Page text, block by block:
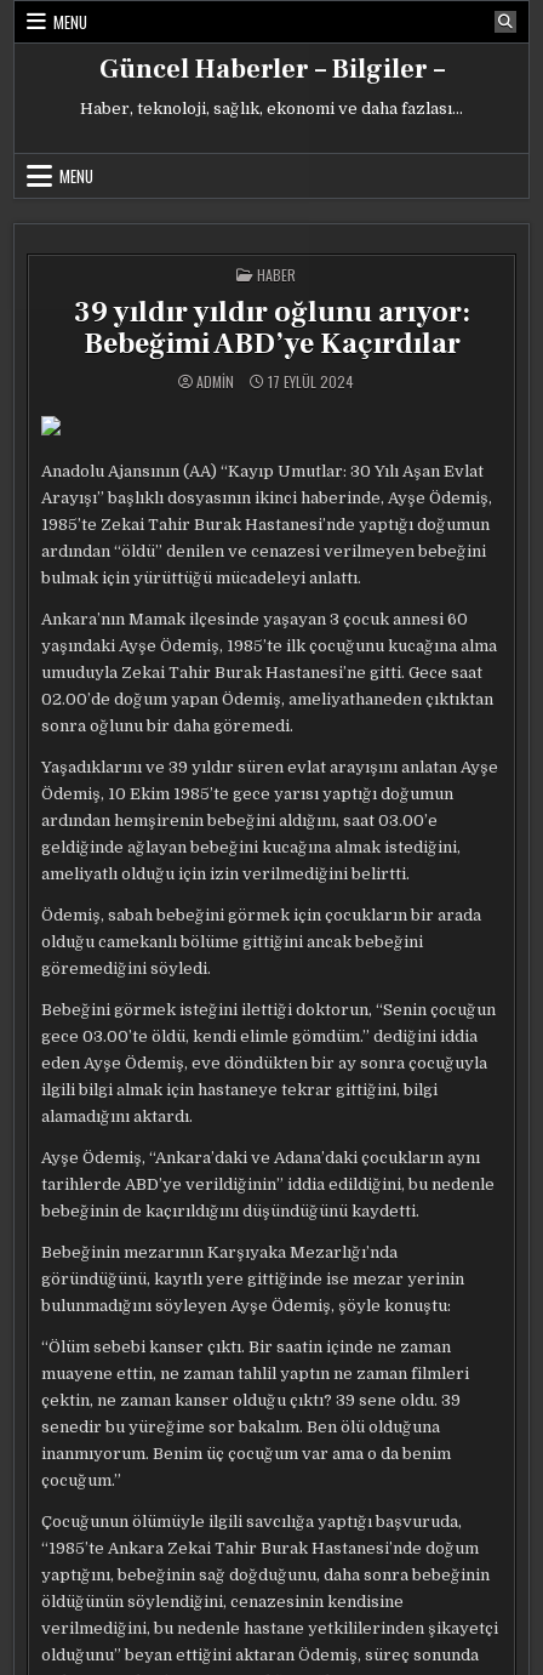
Skip
MENU
Güncel Haberler – Bilgiler –
Haber, teknoloji, sağlık, ekonomi ve daha fazlası…
MENU
POSTED
IN
HABER
39 yıldır yıldır oğlunu arıyor:
Bebeğimi ABD’ye Kaçırdılar
ADMIN 17 EYLÜL 2024
Anadolu Ajansının (AA) “Kayıp Umutlar: 30 Yılı Aşan Evlat
Arayışı” başlıklı dosyasının ikinci haberinde, Ayşe Ödemiş,
1985’te Zekai Tahir Burak Hastanesi’nde yaptığı doğumun
ardından “öldü” denilen ve cenazesi verilmeyen bebeğini
bulmak için yürüttüğü mücadeleyi anlattı.
Ankara’nın Mamak ilçesinde yaşayan 3 çocuk annesi 60
yaşındaki Ayşe Ödemiş, 1985’te ilk çocuğunu kucağına alma
umuduyla Zekai Tahir Burak Hastanesi’ne gitti. Gece saat
02.00’de doğum yapan Ödemiş, ameliyathaneden çıktıktan
sonra oğlunu bir daha göremedi.
Yaşadıklarını ve 39 yıldır süren evlat arayışını anlatan Ayşe
Ödemiş, 10 Ekim 1985’te gece yarısı yaptığı doğumun
ardından hemşirenin bebeğini aldığını, saat 03.00’e
geldiğinde ağlayan bebeğini kucağına almak istediğini,
ameliyatlı olduğu için izin verilmediğini belirtti.
Ödemiş, sabah bebeğini görmek için çocukların bir arada
olduğu camekanlı bölüme gittiğini ancak bebeğini
göremediğini söyledi.
Bebeğini görmek isteğini ilettiği doktorun, “Senin çocuğun
gece 03.00’te öldü, kendi elimle gömdüm.” dediğini iddia
eden Ayşe Ödemiş, eve döndükten bir ay sonra çocuğuyla
ilgili bilgi almak için hastaneye tekrar gittiğini, bilgi
alamadığını aktardı.
Ayşe Ödemiş, “Ankara’daki ve Adana’daki çocukların aynı
tarihlerde ABD’ye verildiğinin” iddia edildiğini, bu nedenle
bebeğinin de kaçırıldığını düşündüğünü kaydetti.
Bebeğinin mezarının Karşıyaka Mezarlığı’nda
göründüğünü, kayıtlı yere gittiğinde ise mezar yerinin
bulunmadığını söyleyen Ayşe Ödemiş, şöyle konuştu:
“Ölüm sebebi kanser çıktı. Bir saatin içinde ne zaman
muayene ettin, ne zaman tahlil yaptın ne zaman filmleri
çektin, ne zaman kanser olduğu çıktı? 39 sene oldu. 39
senedir bu yüreğime sor bakalım. Ben ölü olduğuna
inanmıyorum. Benim üç çocuğum var ama o da benim
çocuğum.”
Çocuğunun ölümüyle ilgili savcılığa yaptığı başvuruda,
“1985’te Ankara Zekai Tahir Burak Hastanesi’nde doğum
yaptığını, bebeğinin sağ doğduğunu, daha sonra bebeğinin
öldüğünün söylendiğini, cenazesinin kendisine
verilmediğini, bu nedenle hastane yetkililerinden şikayetçi
olduğunu” beyan ettiğini aktaran Ödemiş, süreç sonunda